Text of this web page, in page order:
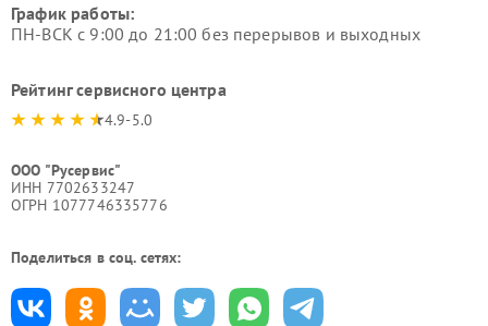
График работы:
ПН-ВСК с 9:00 до 21:00 без перерывов и выходных
Рейтинг сервисного центра
4.9-5.0
ООО "Русервис"
ИНН 7702633247
ОГРН 1077746335776
Поделиться в соц. сетях: